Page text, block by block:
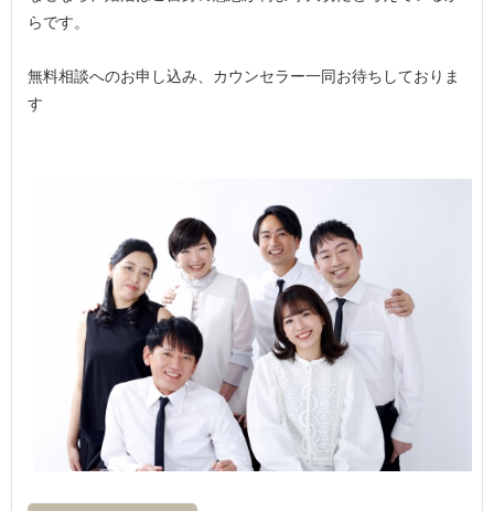
らです。
無料相談へのお申し込み、カウンセラー一同お待ちしておりま
す